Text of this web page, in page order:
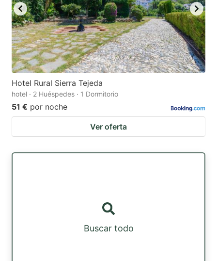
Hotel Rural Sierra Tejeda
hotel · 2 Huéspedes · 1 Dormitorio
51 € por noche
Ver oferta
Buscar todo